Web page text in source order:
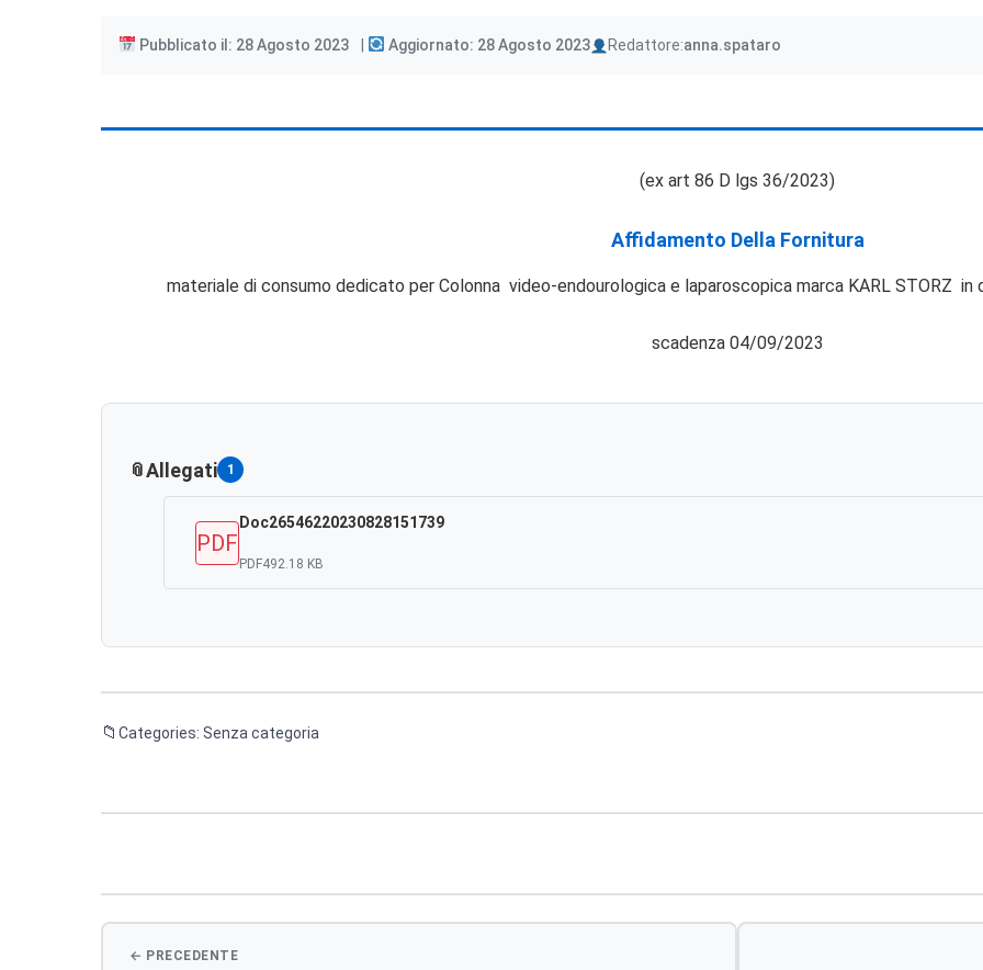
Pubblicato il: 28 Agosto 2023 Aggiornato: 28 Agosto 2023 Redattore:
Author anna.spataro
(ex art 86 D lgs 36/2023)
Affidamento Della Fornitura
materiale di consumo dedicato per Colonna video-endourologica e laparoscopica marca KARL STORZ in
scadenza 04/09/2023
Allegati 1
PDF
Doc26546220230828151739
PDF492.18 KB
Categories: Senza categoria
articoli